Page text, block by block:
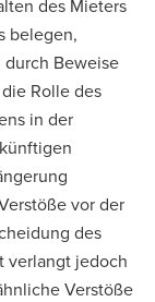
des Mieters
belegen,
Beweise
Rolle des
in der
vor der
des
verlangt jedoch
Verstöße